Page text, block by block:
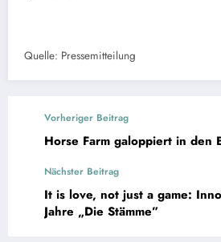
Quelle: Pressemitteilung
Vorheriger Beitrag
Horse Farm galoppiert in den
Nächster Beitrag
It is love, not just a game:
Jahre „Die Stämme”